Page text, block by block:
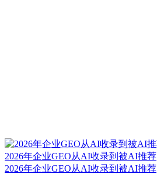
2026年企业GEO从AI收录到被AI推荐
2026年企业GEO从AI收录到被AI推荐